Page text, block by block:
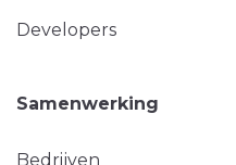
Developers
Samenwerking
Bedrijven